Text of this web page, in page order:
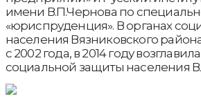
имени В.П.Чернова по
«юриспруденция». В органах
населения Вязниковского
с 2002 года, в 2014 году
социальной защиты населения